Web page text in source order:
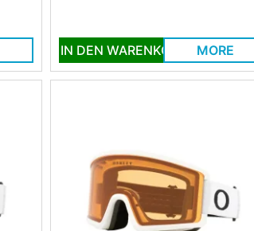
IN DEN WARENKORB MORE